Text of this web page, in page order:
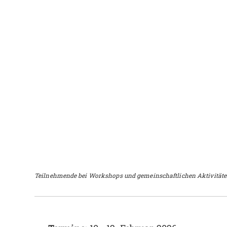
Teilnehmende bei Workshops und gemeinschaftlichen